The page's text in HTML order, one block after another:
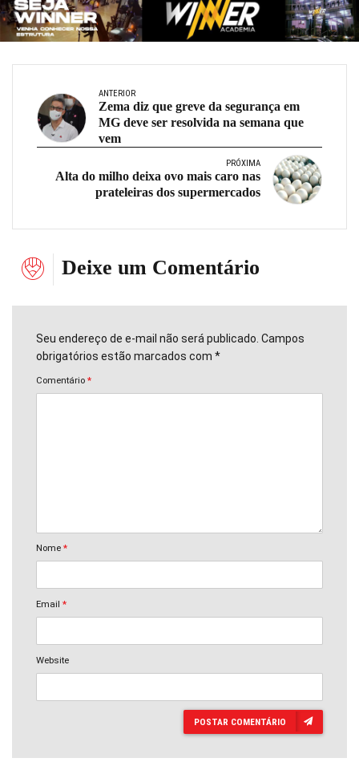
ANTERIOR
Zema diz que greve da segurança em
MG deve ser resolvida na semana que
vem
PRÓXIMA
Alta do milho deixa ovo mais caro nas
prateleiras dos supermercados
Deixe um Comentário
Seu endereço de e-mail não será publicado. Campos
obrigatórios estão marcados com *
Comentário *
Nome *
Email *
Website
POSTAR COMENTÁRIO